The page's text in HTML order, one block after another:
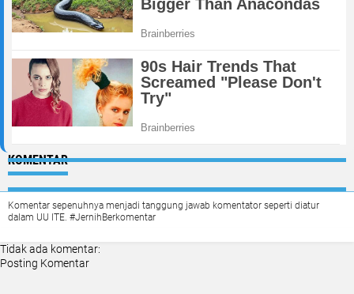
KOMENTAR
Komentar sepenuhnya menjadi tanggung jawab komentator seperti diatur
dalam UU ITE. #JernihBerkomentar
Tidak ada komentar:
Posting Komentar